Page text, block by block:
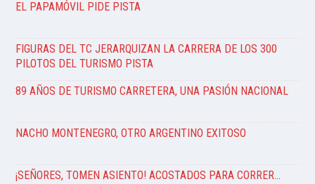
EL PAPAMÓVIL PIDE PISTA
FIGURAS DEL TC JERARQUIZAN LA CARRERA DE LOS 300
PILOTOS DEL TURISMO PISTA
89 AÑOS DE TURISMO CARRETERA, UNA PASIÓN NACIONAL
NACHO MONTENEGRO, OTRO ARGENTINO EXITOSO
¡SEÑORES, TOMEN ASIENTO! ACOSTADOS PARA CORRER…